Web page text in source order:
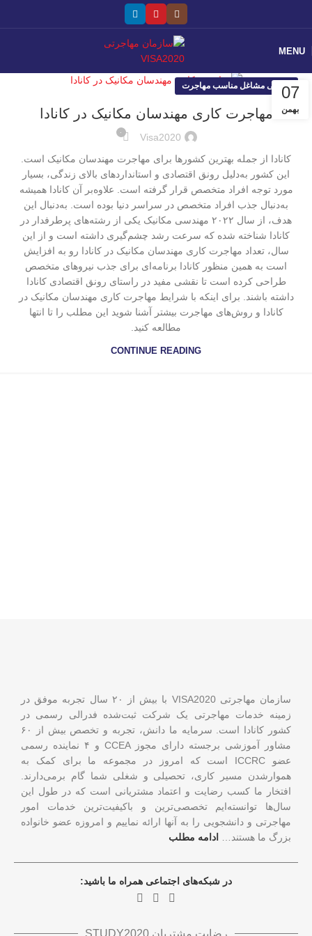
MENU
07
بهمن
معرفی مشاغل مناسب مهاجرت
مهاجرت کاری مهندسان مکانیک در کانادا
Visa2020 ۰
کانادا از جمله بهترین کشورها برای مهاجرت مهندسان مکانیک است.
این کشور به‌دلیل رونق اقتصادی و استانداردهای بالای زندگی، بسیار
مورد توجه افراد متخصص قرار گرفته است. علاوه‌بر آن کانادا همیشه
به‌دنبال جذب افراد متخصص در سراسر دنیا بوده است. به‌دنبال این
هدف، از سال ۲۰۲۲ مهندسی مکانیک یکی از رشته‌های پرطرفدار در
کانادا شناخته شده که سرعت رشد چشم‌گیری داشته است و از این
سال، تعداد مهاجرت کاری مهندسان مکانیک در کانادا رو به افزایش
است به همین منظور کانادا برنامه‌ای برای جذب نیروهای متخصص
طراحی کرده است تا نقشی مفید در راستای رونق اقتصادی کانادا
داشته باشند. برای اینکه با شرایط مهاجرت کاری مهندسان مکانیک در
کانادا و روش‌های مهاجرت بیشتر آشنا شوید این مطلب را تا انتها
مطالعه کنید.
CONTINUE READING
سازمان مهاجرتی VISA2020 با بیش از ۲۰ سال تجربه موفق در
زمینه خدمات مهاجرتی یک شرکت ثبت‌شده فدرالی رسمی در
کشور کانادا است. سرمایه ما دانش، تجربه و تخصص بیش از ۶۰
مشاور آموزشی برجسته دارای مجوز CCEA و ۴ نماینده رسمی
عضو ICCRC است که امروز در مجموعه ما برای کمک به
هموارشدن مسیر کاری، تحصیلی و شغلی شما گام برمی‌دارند.
افتخار ما کسب رضایت و اعتماد مشتریانی است که در طول این
سال‌ها توانسته‌ایم تخصصی‌ترین و باکیفیت‌ترین خدمات امور
مهاجرتی و دانشجویی را به آنها ارائه نماییم و امروزه عضو خانواده
بزرگ ما هستند… ادامه مطلب
در شبکه‌های اجتماعی همراه ما باشید:
رضایت مشتریان STUDY2020